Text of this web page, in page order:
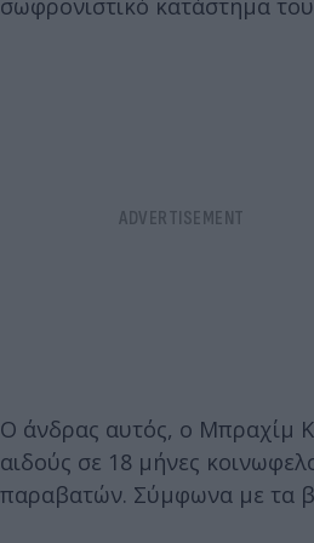
σωφρονιστικό κατάστημα
Ο άνδρας αυτός, ο Μπραχίμ
αιδούς σε 18 μήνες
παραβατών. Σύμφωνα με τα